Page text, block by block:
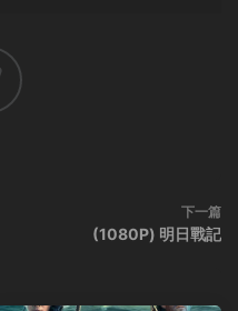
下一篇
(1080P) 明日戰記